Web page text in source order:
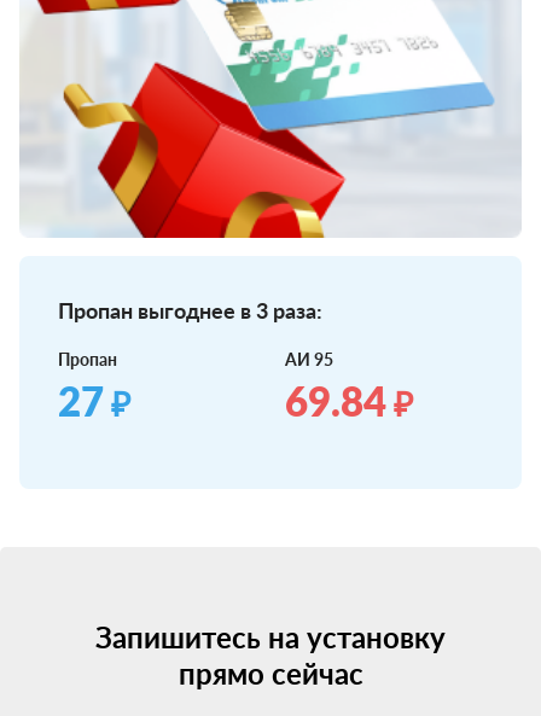
Пропан выгоднее в 3 раза:
Пропан
27₽
АИ 95
69.84₽
Запишитесь на установку
прямо сейчас